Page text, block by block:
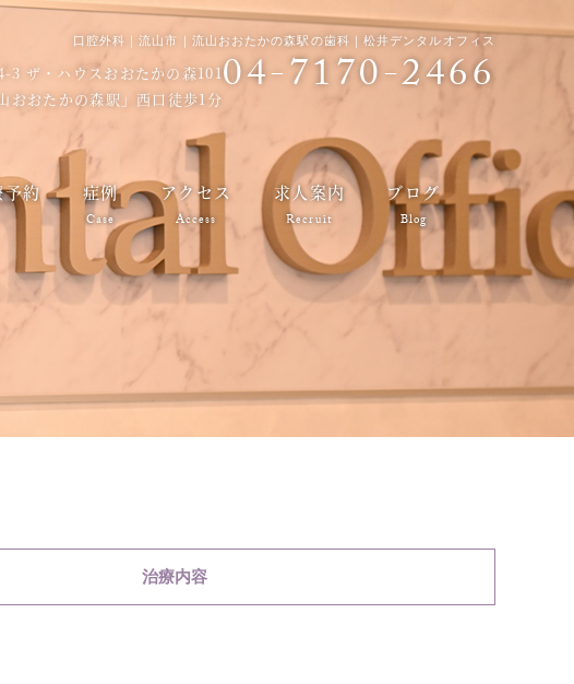
口腔外科｜流山市｜流山おおたかの森駅の歯科｜松井デンタルオフィス
3 ザ・ハウスおおたかの森101
おおたかの森駅」西口徒歩1分04-7170-2466
予約 症例
Case
アクセス
Access
求人案内
Recruit
ブログ
Blog
治療内容